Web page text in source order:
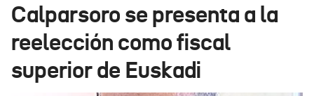
Ikusmiran
Eguraldia
Calparsoro se presenta a la
reelección como fiscal
superior de Euskadi